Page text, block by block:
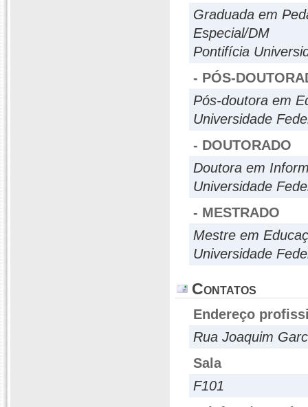
Graduada em
Especial/DM
Pontifícia
- PÓS-
Pós-doutora em
Universidade
- DOUTORADO
Doutora em
Universidade
- MESTRADO
Mestre em
Universidade
Contatos
Endereço
Rua Joaquim
Sala
F101